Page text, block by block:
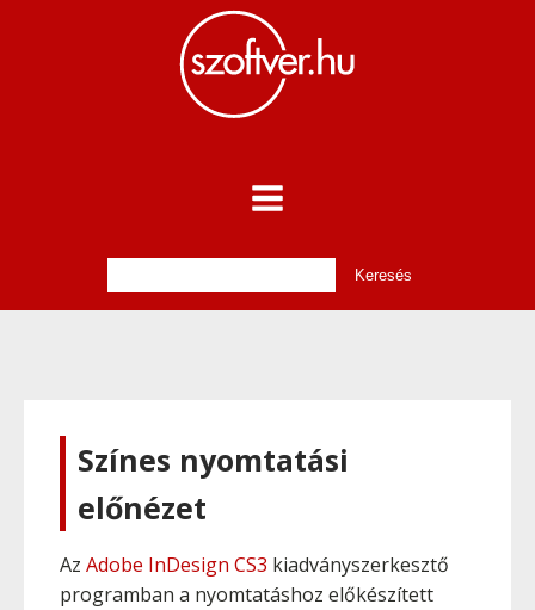
Színes nyomtatási
előnézet
Az Adobe InDesign CS3 kiadványszerkesztő
programban a nyomtatáshoz előkészített